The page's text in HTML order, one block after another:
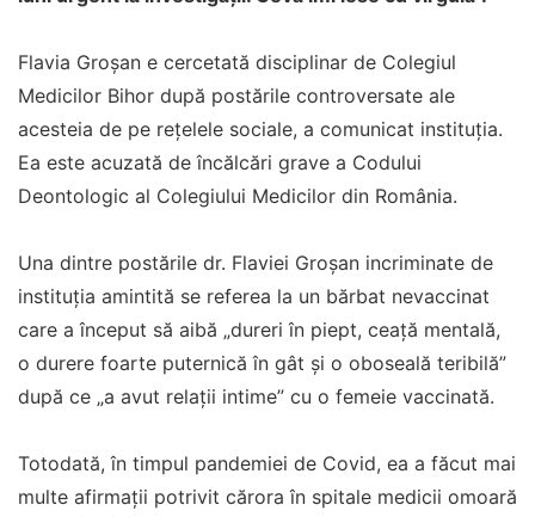
Flavia Groșan e cercetată disciplinar de Colegiul
Medicilor Bihor după postările controversate ale
acesteia de pe rețelele sociale, a comunicat instituţia.
Ea este acuzată de încălcări grave a Codului
Deontologic al Colegiului Medicilor din România.
Una dintre postările dr. Flaviei Groşan incriminate de
instituţia amintită se referea la un bărbat nevaccinat
care a început să aibă „dureri în piept, ceaţă mentală,
o durere foarte puternică în gât şi o oboseală teribilă”
după ce „a avut relaţii intime” cu o femeie vaccinată.
Totodată, în timpul pandemiei de Covid, ea a făcut mai
multe afirmații potrivit cărora în spitale medicii omoară